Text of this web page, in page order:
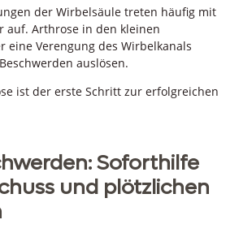
der Wirbelsäule treten häufig mit
auf. Arthrose in den kleinen
eine Verengung des Wirbelkanals
auslösen.
ist der erste Schritt zur erfolgreichen
Soforthilfe
und plötzlichen